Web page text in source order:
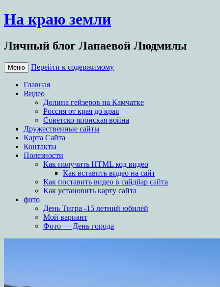
На краю земли
Личный блог Лапаевой Людмилы
Меню Перейти к содержимому
Главная
Видео
Долина гейзеров на Камчатке
Россия от края до края
Советско-японская война
Дружественные сайты
Карта Сайта
Контакты
Полезности
Как получить HTML код видео
Как вставить видео на сайт
Как поставить видео в сайдбар сайта
Как установить карту сайта
фото
День Тигра -15 летний юбилей
Мой вариант
Фото — День города